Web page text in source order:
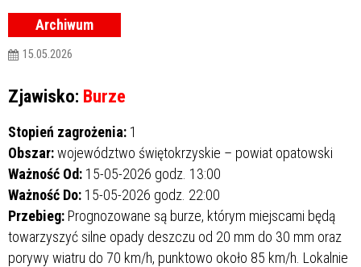
Archiwum
15.05.2026
Zjawisko: Burze
Stopień zagrożenia: 1
Obszar:województwo świętokrzyskie – powiat opatowski
Ważność Od: 15-05-2026 godz. 13:00
Ważność Do: 15-05-2026 godz. 22:00
Przebieg: Prognozowane są burze, którym miejscami będą
towarzyszyć silne opady deszczu od 20 mm do 30 mm oraz
porywy wiatru do 70 km/h, punktowo około 85 km/h. Lokalnie